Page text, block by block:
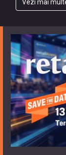
Vezi mai